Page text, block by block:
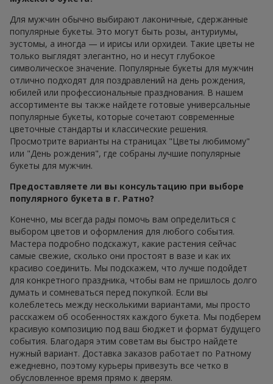
Для мужчин обычно выбирают лаконичные, сдержанные
популярные букеты. Это могут быть розы, антуриумы,
эустомы, а иногда — и ирисы или орхидеи. Такие цветы не
только выглядят элегантно, но и несут глубокое
символическое значение. Популярные букеты для мужчин
отлично подходят для поздравлений на день рождения,
юбилей или профессиональные празднования. В нашем
ассортименте вы также найдете готовые универсальные
популярные букеты, которые сочетают современные
цветочные стандарты и классические решения.
Просмотрите варианты на страницах "Цветы любимому"
или "День рождения", где собраны лучшие популярные
букеты для мужчин.
Предоставляете ли вы консультацию при выборе
популярного букета в г. Ратно?
Конечно, мы всегда рады помочь вам определиться с
выбором цветов и оформления для любого события.
Мастера подробно подскажут, какие растения сейчас
самые свежие, сколько они простоят в вазе и как их
красиво соединить. Мы подскажем, что лучше подойдет
для конкретного праздника, чтобы вам не пришлось долго
думать и сомневаться перед покупкой. Если вы
колеблетесь между несколькими вариантами, мы просто
расскажем об особенностях каждого букета. Мы подберем
красивую композицию под ваш бюджет и формат будущего
события. Благодаря этим советам вы быстро найдете
нужный вариант. Доставка заказов работает по Ратному
ежедневно, поэтому курьеры привезуть все четко в
обусловленное время прямо к дверям.